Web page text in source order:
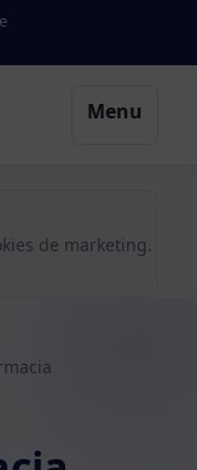
Menu
de marketing.